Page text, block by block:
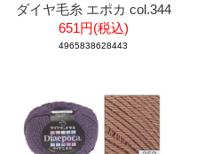
ダイヤ毛糸 エポカ col.344
651円(税込)
4965838628443